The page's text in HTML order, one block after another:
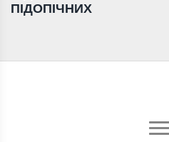
ПІДОПІЧНИХ